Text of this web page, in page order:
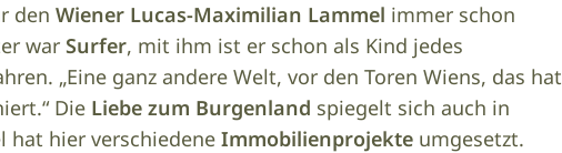
den Wiener Lucas-Maximilian Lammel immer schon
war Surfer, mit ihm ist er schon als Kind jedes
„Eine ganz andere Welt, vor den Toren Wiens, das hat
Die Liebe zum Burgenland spiegelt sich auch in
hat hier verschiedene Immobilienprojekte umgesetzt.